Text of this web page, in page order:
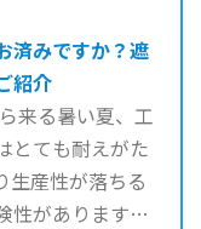
済みですか？遮
紹介
来る暑い夏、工
とても耐えがた
生産性が落ちる
性があります。